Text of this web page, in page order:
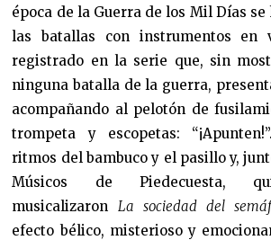
época de la Guerra de los Mil Días
las batallas con instrumentos en
registrado en la serie que, sin
ninguna batalla de la guerra,
acompañando al pelotón de
trompeta y escopetas:
ritmos del bambuco y el pasillo y,
Músicos de Piedecuesta,
musicalizaron La sociedad del
efecto bélico, misterioso y